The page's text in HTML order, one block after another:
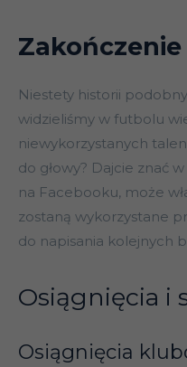
Zakończenie
Niestety historii
widzieliśmy w futbolu
niewykorzystanych
do głowy? Dajcie znać
na Facebooku, może
zostaną wykorzystane
do napisania kolejnych
Osiągnięcia i
Osiągnięcia